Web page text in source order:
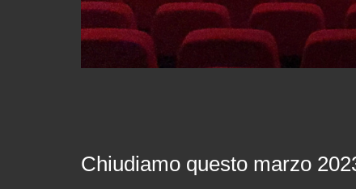
Chiudiamo questo marzo